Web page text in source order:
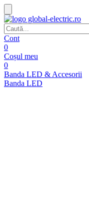
Cont
0
Coșul meu
0
Banda LED & Accesorii
Banda LED